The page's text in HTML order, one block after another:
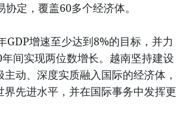
定，覆盖60多个经济体。
GDP增速至少达到8%的目标，并力
间实现两位数增长。越南坚持建设
动、深度实质融入国际的经济体，
界先进水平，并在国际事务中发挥更